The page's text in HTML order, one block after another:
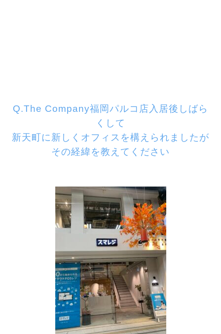
Q.The Company福岡パルコ店入居後しばら
くして
新天町に新しくオフィスを構えられましたが
その経緯を教えてください